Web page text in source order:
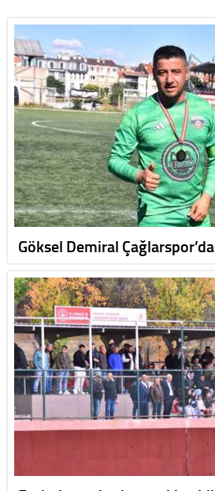
Göksel Demiral Çağlarspor’da